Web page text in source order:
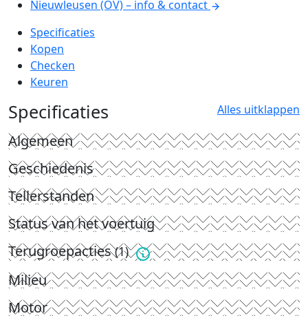
Nieuwleusen (OV) – info & contact
Specificaties
Kopen
Checken
Keuren
Specificaties Alles uitklappen
Algemeen
Geschiedenis
Tellerstanden
Status van het voertuig
Terugroepacties(1)
Milieu
Motor